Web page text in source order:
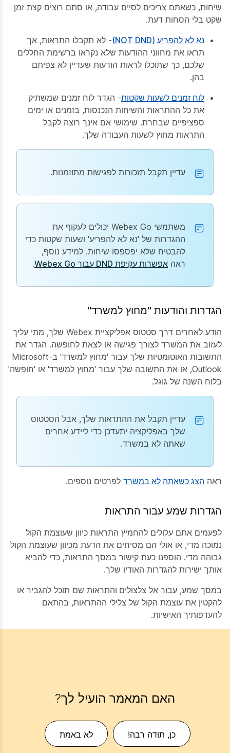
שיחות, כשאתם צריכים לסיים עבודה, או סתם רוצים קצת זמן
שקט בלי הסחות דעת.
נא לא להפריע (NOT DND)
- לא תקבלו התראות, אך
תראו את מחווני ההודעות שלא נקראו ברשימת החללים
שלכם, כך שתוכלו לראות הודעות שעדיין לא צפיתם
בהן.
לוח זמנים לשעות שקטות- הגדר לוח זמנים שמשתיק
את כל ההתראות והשיחות הנכנסות, בזמנים או ימים
ספציפיים שבחרת. שימושי אם אינך רוצה לקבל
התראות מחוץ לשעות העבודה שלך.
עדיין תקבל תזכורות לפגישות מתוזמנות.
משתמשי Webex Go יכולים לעקוף את
ההגדרות של 'נא לא להפריע' ושעות שקטות כדי
להבטיח שלא יפספסו שיחות. למידע נוסף,
ראה אפשרות עקיפת DND עבור Webex Go .
הגדרות והודעות "מחוץ למשרד"
הודע לאחרים דרך סטטוס אפליקציית Webex שלך, מתי עליך
לעזוב את המשרד לצורך פגישה או לצאת לחופשה. הגדר את
התשובות האוטומטיות שלך עבור 'מחוץ למשרד' ב-Microsoft
Outlook, או את התשובה שלך עבור 'מחוץ למשרד' או 'חופשה'
בלוח השנה של גוגל.
עדיין תקבל את ההתראות שלך, אבל הסטטוס
שלך באפליקציה יתעדכן כדי ליידע אחרים
שאתה לא במשרד.
ראה הצג כשאתה לא במשרד לפרטים נוספים.
הגדרות שמע עבור התראות
לפעמים אתם עלולים להחמיץ התראות כיוון שעוצמת הקול
נמוכה מדי, או אולי הם מסיחים את הדעת מכיוון שעוצמת הקול
גבוהה מדי. הוספנו כעת קישור במסך התראות, כדי להביא
אותך ישירות להגדרות האודיו שלך.
במסך שמע, עבור אל צלצולים והתראות שם תוכל להגביר או
להקטין את עוצמת הקול של צלילי ההתראות, בהתאם
להעדפותיך האישיות.
האם המאמר הועיל לך?
כן, תודה רבה! לא באמת